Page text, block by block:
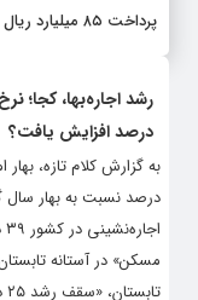
پرداخت ۸۵ میلیارد ریال تسهیلات به عشایر چناران
رشد اجاره‌بها، کجا؛
درصد افزایش یافت؟
درصد نسبت به بهار سال